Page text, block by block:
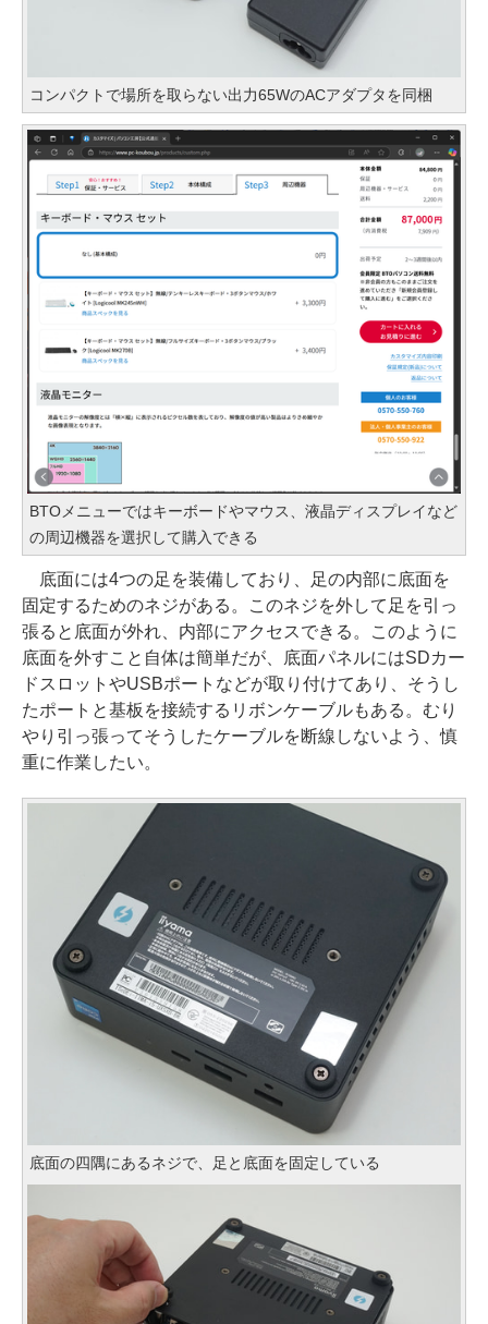
コンパクトで場所を取らない出力65WのACアダプタを同梱
BTOメニューではキーボードやマウス、液晶ディスプレイなど
の周辺機器を選択して購入できる
底面には4つの足を装備しており、足の内部に底面を
固定するためのネジがある。このネジを外して足を引っ
張ると底面が外れ、内部にアクセスできる。このように
底面を外すこと自体は簡単だが、底面パネルにはSDカー
ドスロットやUSBポートなどが取り付けてあり、そうし
たポートと基板を接続するリボンケーブルもある。むり
やり引っ張ってそうしたケーブルを断線しないよう、慎
重に作業したい。
底面の四隅にあるネジで、足と底面を固定している